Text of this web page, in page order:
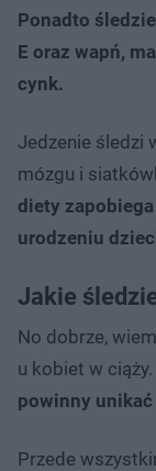
Ponadto
E oraz wapń,
cynk.
Jedzenie śledzi
mózgu i
diety
urodzeniu
Jakie
No dobrze,
u kobiet w
powinny unikać
Przede